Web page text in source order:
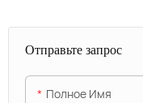
Отправьте запрос
Полное Имя